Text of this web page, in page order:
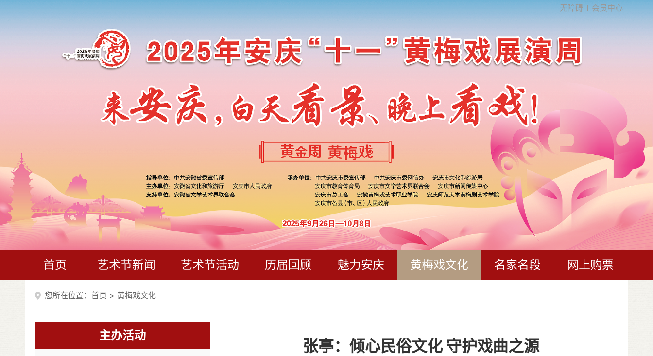
无障碍 会员中心
首页 艺术节新闻 艺术节活动 历届回顾 魅力安庆 黄梅戏文化 名家名段 网上购票
您所在位置： 首页 > 黄梅戏文化
主办活动
张亭：倾心民俗文化 守护戏曲之源